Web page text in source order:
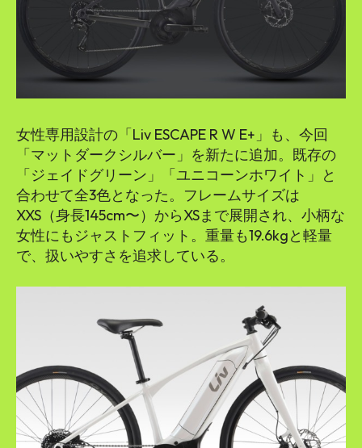
女性専用設計の「Liv ESCAPE R W E+」も、今回
「マットダークシルバー」を新たに追加。既存の
「ジェイドグリーン」「ユニコーンホワイト」と
合わせて全3色となった。フレームサイズは
XXS（身長145cm〜）からXSまで展開され、小柄な
女性にもジャストフィット。重量も19.6kgと軽量
で、扱いやすさを追求している。